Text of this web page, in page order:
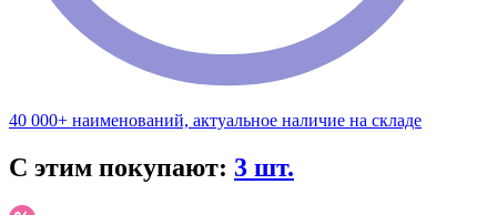
40 000+ наименований, актуальное наличие на складе
С этим покупают: 3 шт.